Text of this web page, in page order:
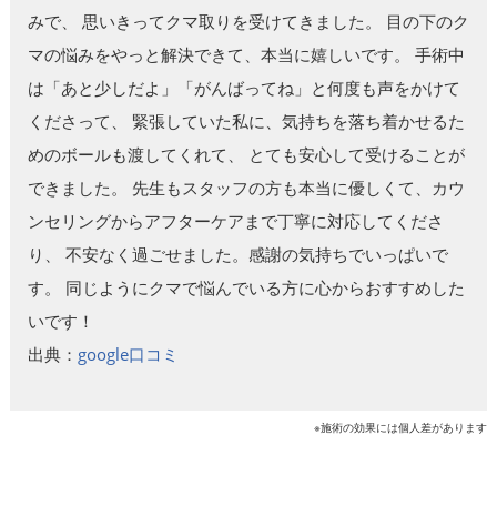
みで、 思いきってクマ取りを受けてきました。 目の下のク
マの悩みをやっと解決できて、本当に嬉しいです。 手術中
は「あと少しだよ」「がんばってね」と何度も声をかけて
くださって、 緊張していた私に、気持ちを落ち着かせるた
めのボールも渡してくれて、 とても安心して受けることが
できました。 先生もスタッフの方も本当に優しくて、カウ
ンセリングからアフターケアまで丁寧に対応してくださ
り、 不安なく過ごせました。感謝の気持ちでいっぱいで
す。 同じようにクマで悩んでいる方に心からおすすめした
いです！
出典： google口コミ
※施術の効果には個人差があります